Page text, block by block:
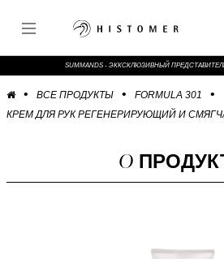
SUMMANDS - ЭККСКЛЮЗИВНЫЙ
ВСЕ ПРОДУКТЫ
FORMULA 301
КРЕМ ДЛЯ РУК РЕГЕНЕРИРУЮЩИЙ И
О